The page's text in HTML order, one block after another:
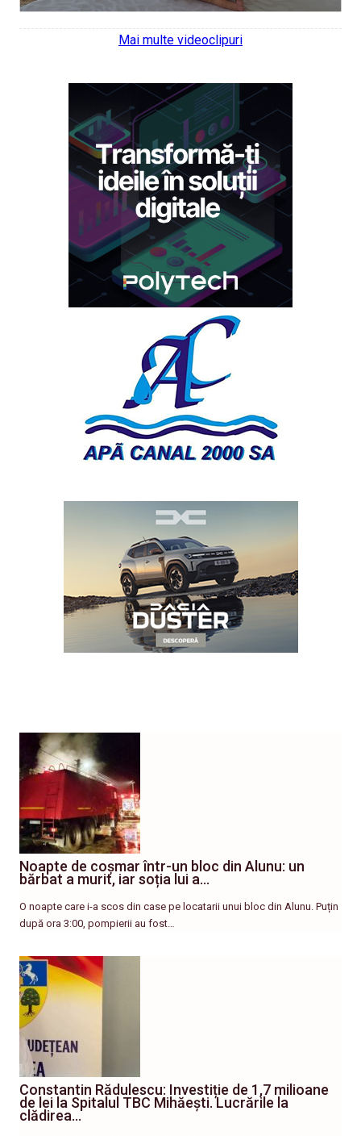
Mai multe videoclipuri
Noapte de coșmar într-un bloc din Alunu: un
bărbat a murit, iar soția lui a…
O noapte care i-a scos din case pe locatarii unui bloc din Alunu. Puțin
după ora 3:00, pompierii au fost…
Constantin Rădulescu: Investiție de 1,7 milioane
de lei la Spitalul TBC Mihăești. Lucrările la
clădirea…